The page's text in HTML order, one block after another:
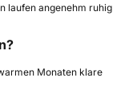
laufen angenehm ruhig
Monaten klare